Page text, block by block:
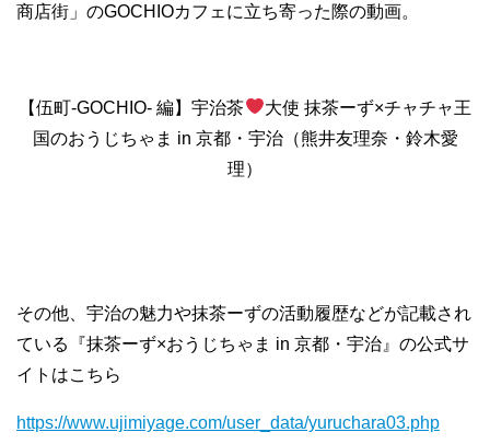
商店街」のGOCHIOカフェに立ち寄った際の動画。
【伍町-GOCHIO- 編】宇治茶
大使 抹茶ーず×チャチャ王
国のおうじちゃま in 京都・宇治（熊井友理奈・鈴木愛
理）
その他、宇治の魅力や抹茶ーずの活動履歴などが記載され
ている『抹茶ーず×おうじちゃま in 京都・宇治』の公式サ
イトはこちら
https://www.ujimiyage.com/user_data/yuruchara03.php